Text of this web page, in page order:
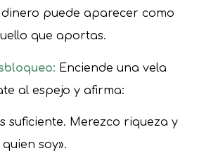
puede aparecer como
que aportas.
Enciende una vela
al espejo y afirma:
suficiente. Merezco riqueza y
soy».